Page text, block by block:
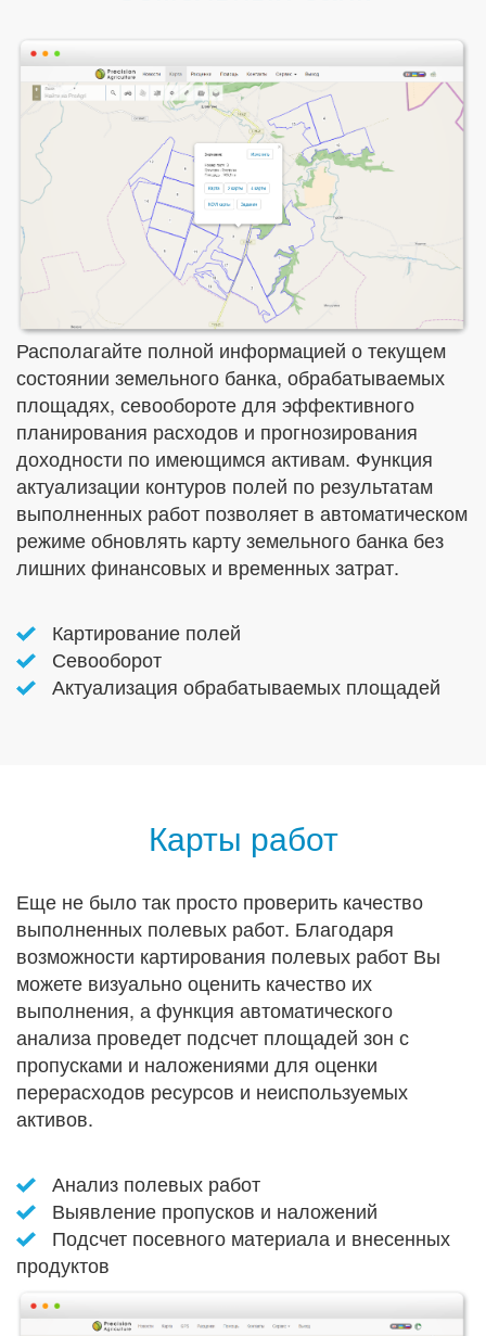
Располагайте полной информацией о текущем
состоянии земельного банка, обрабатываемых
площадях, севообороте для эффективного
планирования расходов и прогнозирования
доходности по имеющимся активам. Функция
актуализации контуров полей по результатам
выполненных работ позволяет в автоматическом
режиме обновлять карту земельного банка без
лишних финансовых и временных затрат.
Картирование полей
Севооборот
Актуализация обрабатываемых площадей
Карты работ
Еще не было так просто проверить качество
выполненных полевых работ. Благодаря
возможности картирования полевых работ Вы
можете визуально оценить качество их
выполнения, а функция автоматического
анализа проведет подсчет площадей зон с
пропусками и наложениями для оценки
перерасходов ресурсов и неиспользуемых
активов.
Анализ полевых работ
Выявление пропусков и наложений
Подсчет посевного материала и внесенных
продуктов